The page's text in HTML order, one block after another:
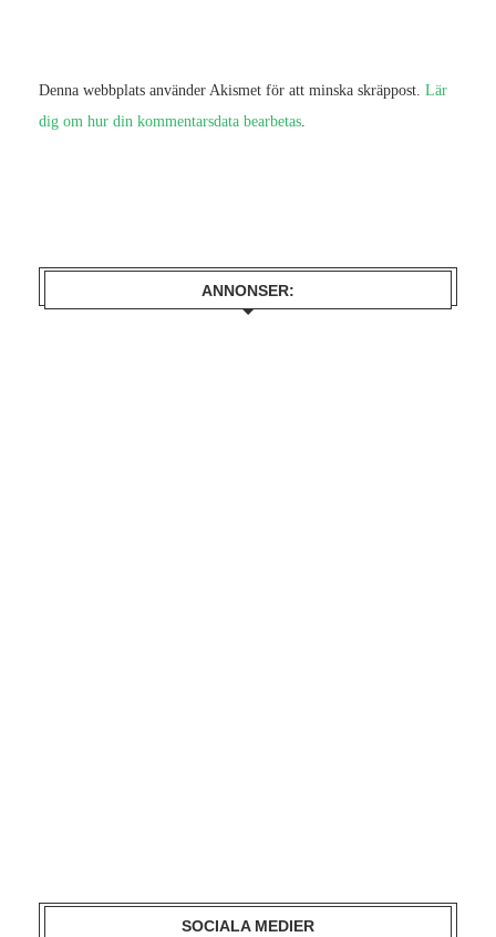
Denna webbplats använder Akismet för att minska skräppost. Lär
dig om hur din kommentarsdata bearbetas.
ANNONSER:
SOCIALA MEDIER